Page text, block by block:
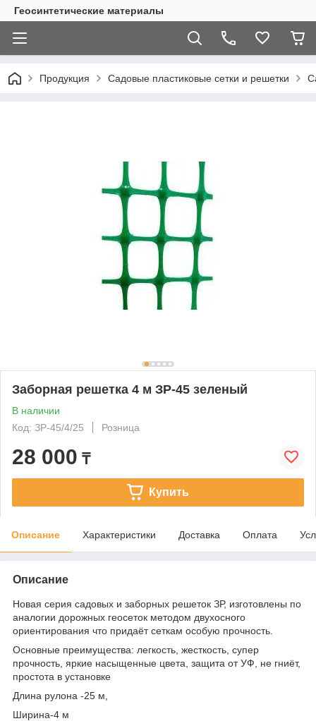
Геосинтетические материалы
Продукция Садовые пластиковые сетки и решетки
Заборная решетка 4 м ЗР-45 зеленый
В наличии
Код: ЗР-45/4/25
Розница
28 000 ₸
Купить
Описание Характеристики Доставка Оплата
Описание
Новая серия садовых и заборных решеток ЗР, изготовлены по
аналогии дорожных геосеток методом двухосного
ориентирования что придаёт сеткам особую прочность.
Основные преимущества: легкость, жесткость, супер
прочность, яркие насыщенные цвета, защита от УФ, не гниёт,
простота в установке
Длина рулона -25 м,
Ширина-4 м